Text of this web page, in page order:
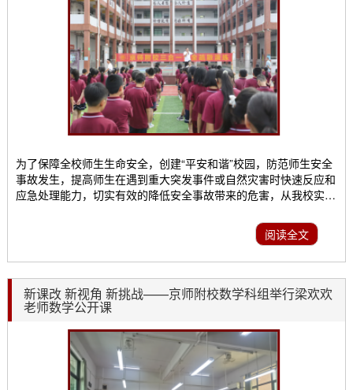
为了保障全校师生生命安全，创建“平安和谐”校园，防范师生安全
事故发生，提高师生在遇到重大突发事件或自然灾害时快速反应和
应急处理能力，切实有效的降低安全事故带来的危害，从我校实际
三合一”安全疏散演练。 安全应急疏散演练开始前，学校学生活动
中心朱永驹副主任就本次安全疏散演练做出广播安全提醒，之后各
班班主任在教室内进行安全教育知识学习会，...
阅读全文
新课改 新视角 新挑战——京师附校数学科组举行梁欢欢
老师数学公开课